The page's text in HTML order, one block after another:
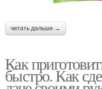
читать дальше →
Как
быстро. Как